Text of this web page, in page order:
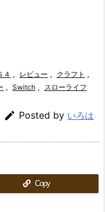
４ , レビュー , クラフト ,
, Switch , スローライフ
 Posted by いろは
Copy